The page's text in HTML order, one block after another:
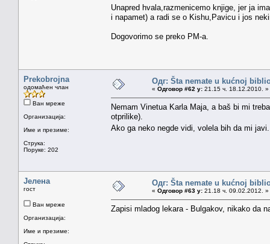
Unapred hvala,razmenicemo knjige, jer ja
i napamet) a radi se o Kishu,Pavicu i jos
Dogovorimo se preko PM-a.
Prekobrojna
одомаћен члан
Ван мреже
Организација:
Име и презиме:
Струка:
Поруке: 202
Одг: Šta nemate u kućnoj
« Одговор #62 у: 21.15 ч. 18.12.2010. »
Nemam Vinetua Karla Maja, a baš bi mi
otprilike).
Ako ga neko negde vidi, volela bih da mi
Јелена
гост
Ван мреже
Организација:
Име и презиме:
Одг: Šta nemate u kućnoj
« Одговор #63 у: 21.18 ч. 09.02.2012. »
Zapisi mladog lekara - Bulgakov, nikako da